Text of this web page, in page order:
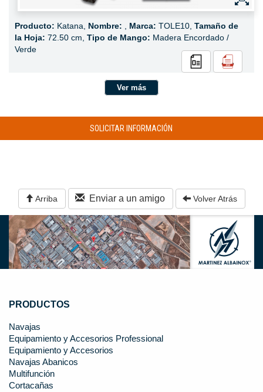
Producto: Katana, Nombre: Marca: TOLE10, Tamaño de
la Hoja: 72.50 cm, Tipo de Mango: Madera Encordado /
Verde
Ver más
SOLICITAR INFORMACIÓN
Arriba Enviar a un amigo Volver Atrás
PRODUCTOS
Navajas
Equipamiento y Accesorios Professional
Equipamiento y Accesorios
Navajas Abanicos
Multifunción
Cortacañas